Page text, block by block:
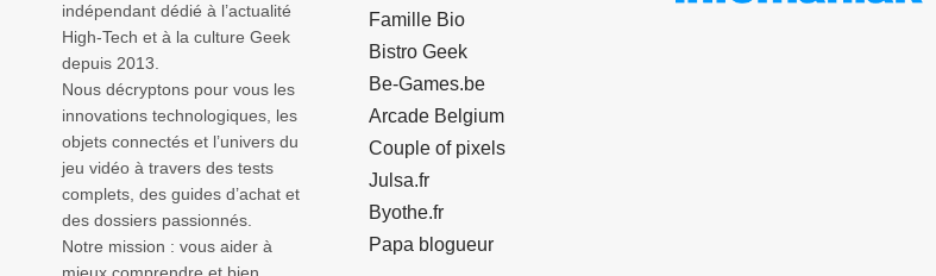
indépendant dédié à l’actualité
High-Tech et à la culture Geek
depuis 2013.
Nous décryptons pour vous les
innovations technologiques, les
objets connectés et l’univers du
jeu vidéo à travers des tests
complets, des guides d’achat et
des dossiers passionnés.
Notre mission : vous aider à
Famille Bio
Bistro Geek
Be-Games.be
Arcade Belgium
Couple of pixels
Julsa.fr
Byothe.fr
Papa blogueur